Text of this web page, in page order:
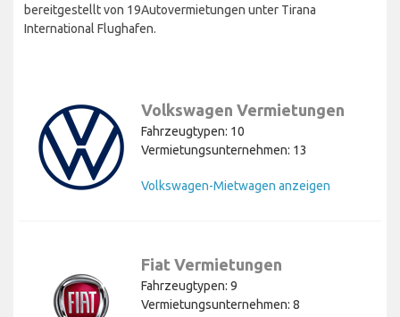
bereitgestellt von 19Autovermietungen unter Tirana
International Flughafen.
Volkswagen Vermietungen
Fahrzeugtypen: 10
Vermietungsunternehmen: 13
Volkswagen-Mietwagen anzeigen
Fiat Vermietungen
Fahrzeugtypen: 9
Vermietungsunternehmen: 8